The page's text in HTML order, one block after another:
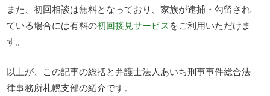
また、初回相談は無料となっており、家族が逮捕・勾留され
ている場合には有料の初回接見サービスをご利用いただけま
す。
以上が、この記事の総括と弁護士法人あいち刑事事件総合法
律事務所札幌支部の紹介です。